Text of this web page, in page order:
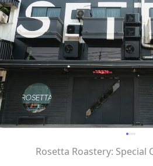
Rosetta Roastery: Special